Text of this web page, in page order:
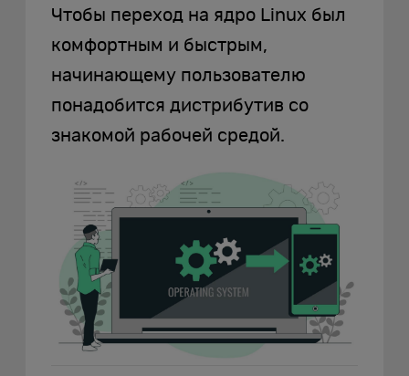
Чтобы переход на ядро Linux был
комфортным и быстрым,
начинающему пользователю
понадобится дистрибутив со
знакомой рабочей средой.